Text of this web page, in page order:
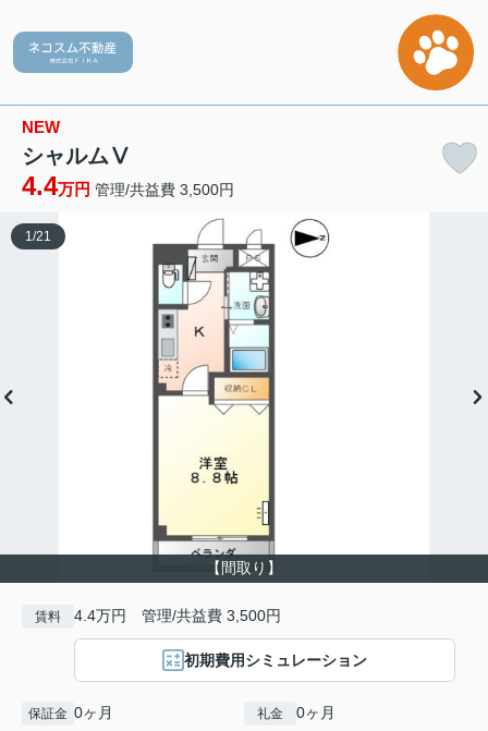
NEW
シャルムⅤ
4.4万円 管理/共益費 3,500円
【間取り】
1 /21
賃料 4.4万円 管理/共益費 3,500円
初期費用シミュレーション
保証金 0ヶ月 礼金 0ヶ月